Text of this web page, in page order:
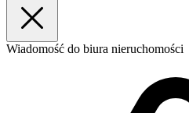
Wiadomość do biura nieruchomości